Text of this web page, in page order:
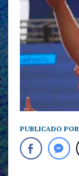
PUBLICADO